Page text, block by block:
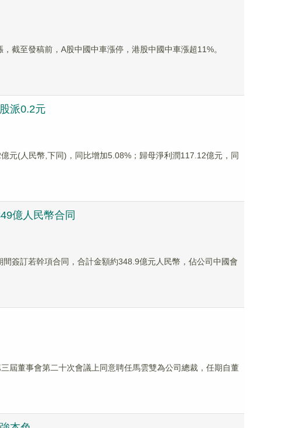
截至發稿前，A股中國中車漲停，港股中國中車漲超11%。
派0.2元
元(人民幣,下同)，同比增加5.08%；歸母淨利潤117.12億元，同
億人民幣合同
簽訂若幹項合同，合計金額約348.9億元人民幣，佔公司中國會
屆董事會第二十次會議上同意聘任馬雲雙為公司總裁，任期自董